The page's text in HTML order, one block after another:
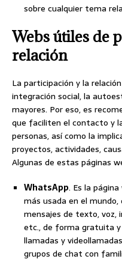
sobre cualquier tema
Webs útiles de
relación
La participación y la
integración social, la
mayores. Por eso, es
que faciliten el contacto y
personas, así como la
proyectos, actividades,
Algunas de estas páginas
WhatsApp. Es la
más usada en el
mensajes de texto, voz,
etc., de forma gratuita
llamadas y
grupos de chat con